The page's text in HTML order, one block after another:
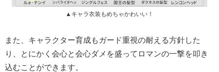
▲キャラ衣装もめちゃかわいい！
また、キャラクター育成もガード重視の耐える方針した
り、とにかく会心と会心ダメを盛ってロマンの一撃を叩き
込むことができます。